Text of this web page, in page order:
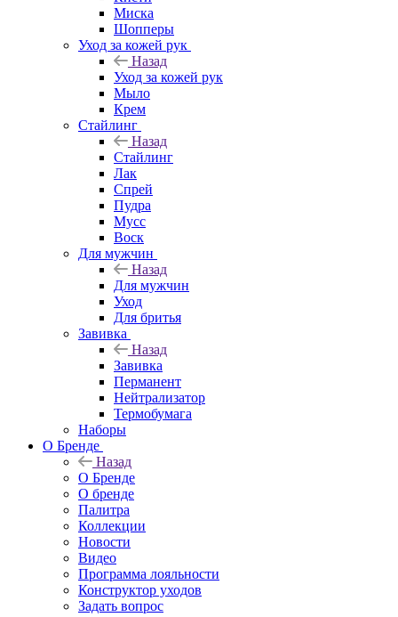
Миска
Шопперы
Уход за кожей рук
Назад
Уход за кожей рук
Мыло
Крем
Стайлинг
Назад
Стайлинг
Лак
Спрей
Пудра
Мусс
Воск
Для мужчин
Назад
Для мужчин
Уход
Для бритья
Завивка
Назад
Завивка
Перманент
Нейтрализатор
Термобумага
Наборы
О Бренде
Назад
О Бренде
О бренде
Палитра
Коллекции
Новости
Видео
Программа лояльности
Конструктор уходов
Задать вопрос